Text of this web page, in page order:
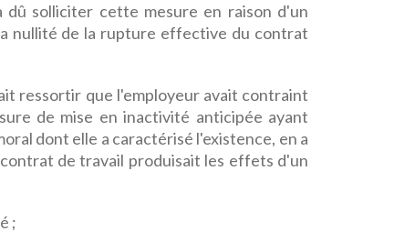
solliciter cette mesure en raison d'un
nullité de la rupture effective du contrat
ressortir que l'employeur avait contraint
de mise en inactivité anticipée ayant
dont elle a caractérisé l'existence, en a
de travail produisait les effets d'un
;